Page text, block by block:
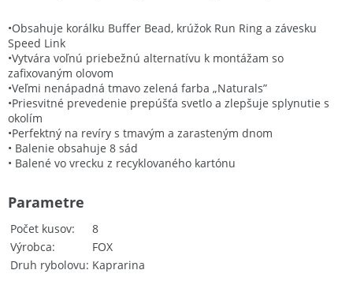
•Obsahuje korálku Buffer Bead, krúžok Run Ring a závesku
Speed Link
•Vytvára voľnú priebežnú alternatívu k montážam so
zafixovaným olovom
•Veľmi nenápadná tmavo zelená farba „Naturals”
•Priesvitné prevedenie prepúšťa svetlo a zlepšuje splynutie s
okolím
•Perfektný na revíry s tmavým a zarasteným dnom
• Balenie obsahuje 8 sád
• Balené vo vrecku z recyklovaného kartónu
Počet kusov
8
Výrobca
FOX
Druh rybolovu Kaprarina
Parametre